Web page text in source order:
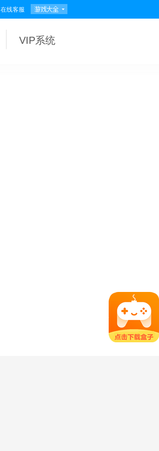
在线客服
VIP系统